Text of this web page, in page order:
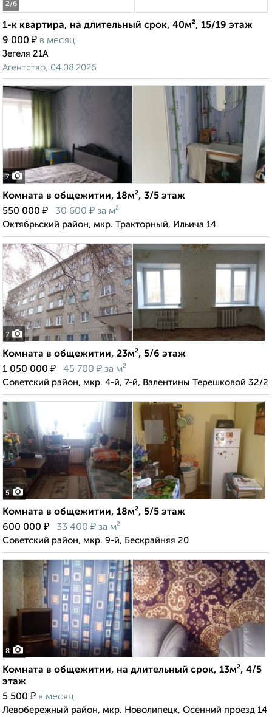
2/6
1-к квартира, на длительный срок, 40м², 15/19 этаж
9 000 ₽ в месяц
Зегеля 21А
Агентство, 04.08.2026
7
Комната в общежитии, 18м², 3/5 этаж
550 000 ₽ 30 600 ₽ за м²
Октябрьский район, мкр. Тракторный, Ильича 14
7
Комната в общежитии, 23м², 5/6 этаж
1 050 000 ₽ 45 700 ₽ за м²
Советский район, мкр. 4-й, 7-й, Валентины Терешковой 32/2
5
Комната в общежитии, 18м², 5/5 этаж
600 000 ₽ 33 400 ₽ за м²
Советский район, мкр. 9-й, Бескрайняя 20
8
Комната в общежитии, на длительный срок, 13м², 4/5
этаж
5 500 ₽ в месяц
Левобережный район, мкр. Новолипецк, Осенний проезд 14